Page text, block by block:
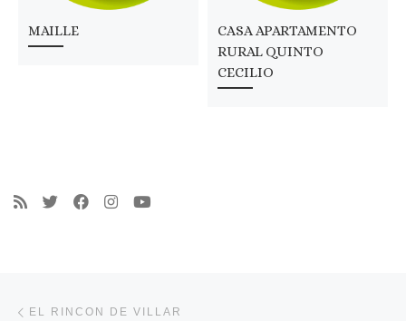
MAILLE
CASA APARTAMENTO
RURAL QUINTO
CECILIO
EL RINCON DE VILLAR